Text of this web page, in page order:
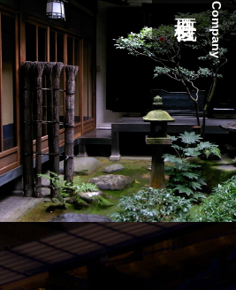
Company